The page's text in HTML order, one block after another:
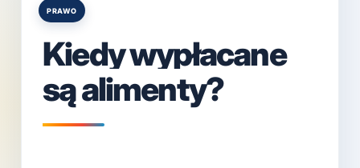
Posted
PRAWO
Kiedy wypłacane
są alimenty?